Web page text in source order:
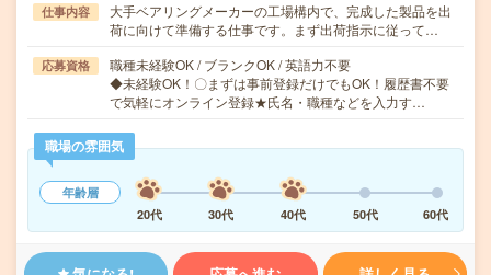
仕事内容
大手ベアリングメーカーの工場構内で、完成した製品を出
荷に向けて準備する仕事です。まず出荷指示に従って…
応募資格
職種未経験OK / ブランクOK / 英語力不要
◆未経験OK！〇まずは事前登録だけでもOK！履歴書不要
で気軽にオンライン登録★氏名・職種などを入力す…
職場の雰囲気
年齢層
20代
30代 40代 50代 60代